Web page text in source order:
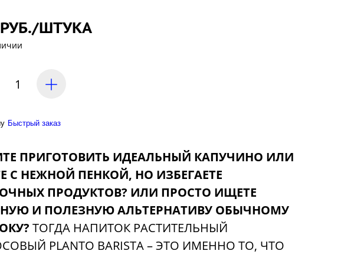
ШТУКА
Быстрый заказ
ПРИГОТОВИТЬ ИДЕАЛЬНЫЙ КАПУЧИНО ИЛИ
С НЕЖНОЙ ПЕНКОЙ, НО ИЗБЕГАЕТЕ
ПРОДУКТОВ? ИЛИ ПРОСТО ИЩЕТЕ
И ПОЛЕЗНУЮ АЛЬТЕРНАТИВУ ОБЫЧНОМУ
ТОГДА НАПИТОК РАСТИТЕЛЬНЫЙ
PLANTO BARISTA – ЭТО ИМЕННО ТО, ЧТО